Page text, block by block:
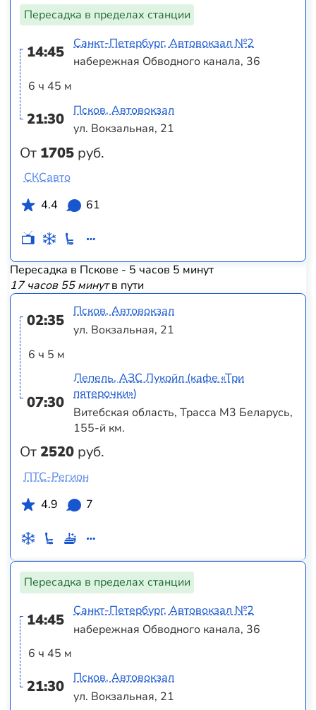
Пересадка в пределах станции
14:45
6 ч 45 м
21:30
От 1705 руб.
Санкт-Петербург, Автовокзал №2
набережная Обводного канала, 36
Псков, Автовокзал
ул. Вокзальная, 21
СКСавто
4.4
61
Пересадка в Пскове - 5 часов 5 минут
17 часов 55 минутв пути
02:35
6 ч 5 м
07:30
От2520 руб.
Псков, Автовокзал
ул. Вокзальная, 21
Лепель, АЗС Лукойл (кафе «Три
пятерочки»)
Витебская область, Трасса M3 Беларусь,
155-й км.
ПТС-Регион
4.9
7
Пересадка в пределах станции
14:45
6 ч 45 м
21:30
Санкт-Петербург, Автовокзал №2
набережная Обводного канала, 36
Псков, Автовокзал
ул. Вокзальная, 21